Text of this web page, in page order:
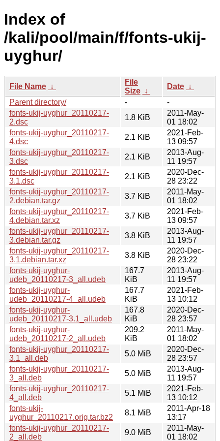
Index of
/kali/pool/main/f/fonts-ukij-
uyghur/
File Name ↓
File
Size ↓
Date ↓
Parent directory/
-
-
fonts-ukij-uyghur_20110217-
2.dsc
1.8 KiB
2011-May-
01 18:02
fonts-ukij-uyghur_20110217-
4.dsc
2.1 KiB
2021-Feb-
13 09:57
fonts-ukij-uyghur_20110217-
3.dsc
2.1 KiB
2013-Aug-
11 19:57
fonts-ukij-uyghur_20110217-
3.1.dsc
2.1 KiB
2020-Dec-
28 23:22
fonts-ukij-uyghur_20110217-
2.debian.tar.gz
3.7 KiB
2011-May-
01 18:02
fonts-ukij-uyghur_20110217-
4.debian.tar.xz
3.7 KiB
2021-Feb-
13 09:57
fonts-ukij-uyghur_20110217-
3.debian.tar.gz
3.8 KiB
2013-Aug-
11 19:57
fonts-ukij-uyghur_20110217-
3.1.debian.tar.xz
3.8 KiB
2020-Dec-
28 23:22
fonts-ukij-uyghur-
udeb_20110217-3_all.udeb
167.7
KiB
2013-Aug-
11 19:57
fonts-ukij-uyghur-
udeb_20110217-4_all.udeb
167.7
KiB
2021-Feb-
13 10:12
fonts-ukij-uyghur-
udeb_20110217-3.1_all.udeb
167.8
KiB
2020-Dec-
28 23:57
fonts-ukij-uyghur-
udeb_20110217-2_all.udeb
209.2
KiB
2011-May-
01 18:02
fonts-ukij-uyghur_20110217-
3.1_all.deb
5.0 MiB
2020-Dec-
28 23:57
fonts-ukij-uyghur_20110217-
3_all.deb
5.0 MiB
2013-Aug-
11 19:57
fonts-ukij-uyghur_20110217-
4_all.deb
5.1 MiB
2021-Feb-
13 10:12
fonts-ukij-
uyghur_20110217.orig.tar.bz2
8.1 MiB
2011-Apr-18
13:17
fonts-ukij-uyghur_20110217-
2_all.deb
9.0 MiB
2011-May-
01 18:02